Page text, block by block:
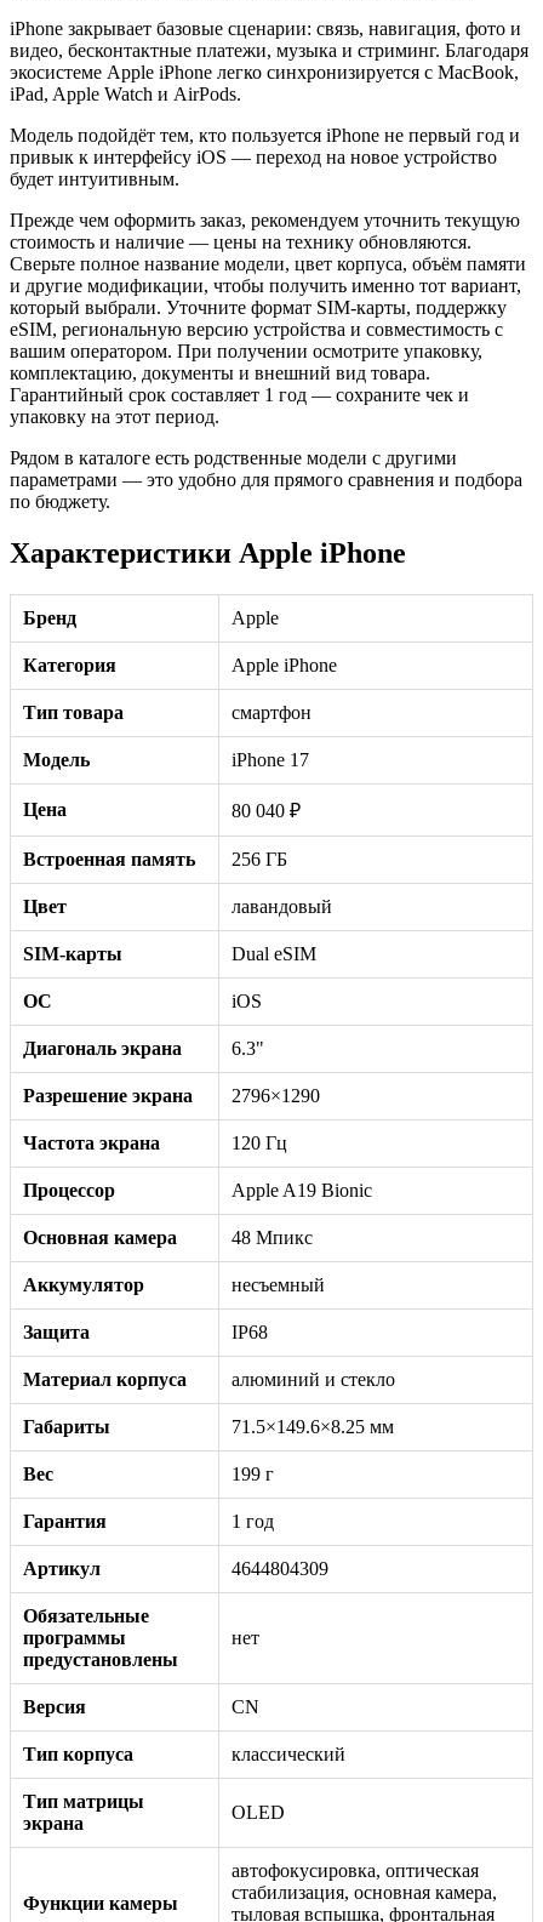
iPhone закрывает базовые сценарии: связь, навигация, фото и
видео, бесконтактные платежи, музыка и стриминг. Благодаря
экосистеме Apple iPhone легко синхронизируется с MacBook,
iPad, Apple Watch и AirPods.
Модель подойдёт тем, кто пользуется iPhone не первый год и
привык к интерфейсу iOS — переход на новое устройство
будет интуитивным.
Прежде чем оформить заказ, рекомендуем уточнить текущую
стоимость и наличие — цены на технику обновляются.
Сверьте полное название модели, цвет корпуса, объём памяти
и другие модификации, чтобы получить именно тот вариант,
который выбрали. Уточните формат SIM-карты, поддержку
eSIM, региональную версию устройства и совместимость с
вашим оператором. При получении осмотрите упаковку,
комплектацию, документы и внешний вид товара.
Гарантийный срок составляет 1 год — сохраните чек и
упаковку на этот период.
Рядом в каталоге есть родственные модели с другими
параметрами — это удобно для прямого сравнения и подбора
по бюджету.
Характеристики Apple iPhone
Бренд Apple
Категория Apple iPhone
Тип товара смартфон
Модель iPhone 17
Цена 80 040 ₽
Встроенная память 256 ГБ
Цвет лавандовый
SIM-карты Dual eSIM
ОС iOS
Диагональ экрана 6.3"
Разрешение экрана 2796×1290
Частота экрана 120 Гц
Процессор Apple A19 Bionic
Основная камера 48 Мпикс
Аккумулятор несъемный
Защита IP68
Материал корпуса алюминий и стекло
Габариты 71.5×149.6×8.25 мм
Вес 199 г
Гарантия 1 год
Артикул 4644804309
Обязательные
программы
предустановлены
нет
Версия CN
Тип корпуса классический
Тип матрицы
экрана
OLED
Функции камеры
автофокусировка, оптическая
стабилизация, основная камера,
тыловая вспышка, фронтальная